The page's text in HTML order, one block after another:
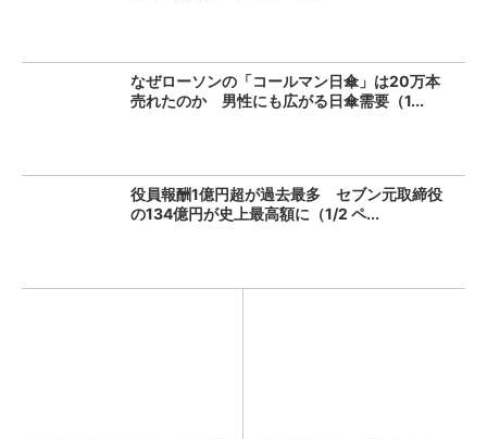
なぜローソンの「コールマン日傘」は20万本
売れたのか 男性にも広がる日傘需要（1...
役員報酬1億円超が過去最多 セブン元取締役
の134億円が史上最高額に（1/2 ペ...